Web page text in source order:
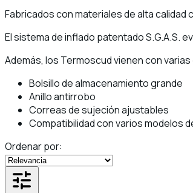
Fabricados con materiales de alta
El sistema de inflado patentado S.G.A.S.
Además, los Termoscud vienen con
Bolsillo de almacenamiento grande
Anillo antirrobo
Correas de sujeción ajustables
Compatibilidad con varios modelos
Ordenar por: